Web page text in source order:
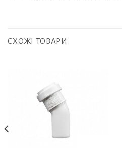
СХОЖІ ТОВАРИ